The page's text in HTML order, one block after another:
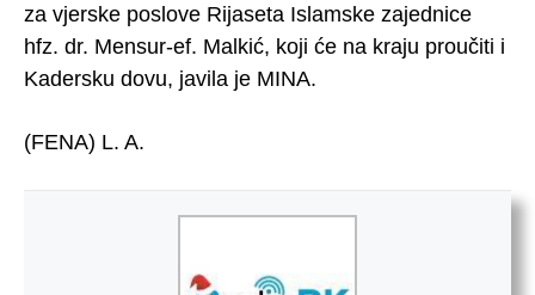
za vjerske poslove Rijaseta Islamske zajednice
hfz. dr. Mensur-ef. Malkić, koji će na kraju proučiti i
Kadersku dovu, javila je MINA.
(FENA) L. A.